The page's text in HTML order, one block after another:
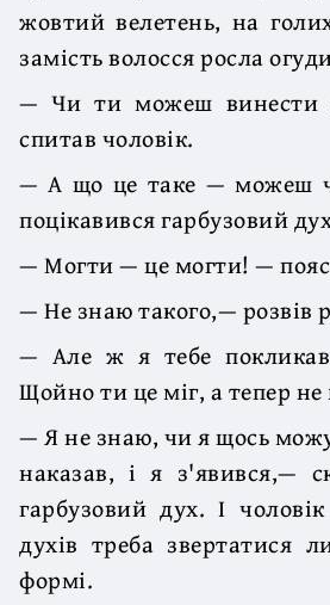
жовтий велетень, на
замість волосся росла
— Чи ти можеш винести
спитав чоловік.
— А що це таке — можеш
поцікавився гарбузовий
— Могти — це могти! —
— Не знаю такого,— розвів
— Але ж я тебе
Щойно ти це міг, а тепер
— Я не знаю, чи я щось
наказав, і я з'явився,—
гарбузовий дух. І
духів треба звертатися
формі.